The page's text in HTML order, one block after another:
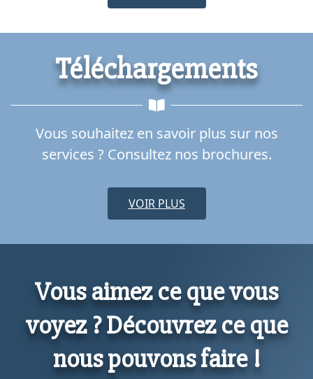
Téléchargements
Vous souhaitez en savoir plus sur nos
services ? Consultez nos brochures.
VOIR PLUS
Vous aimez ce que vous
voyez ? Découvrez ce que
nous pouvons faire !